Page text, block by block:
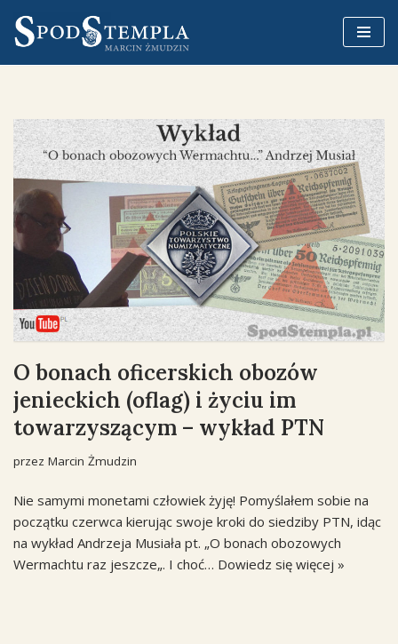
Przejdź
do
O bonach oficerskich obozów
jenieckich (oflag) i życiu im
towarzyszącym – wykład PTN
przez Marcin Żmudzin
Nie samymi monetami człowiek żyję! Pomyślałem sobie na
początku czerwca kierując swoje kroki do siedziby PTN, idąc
na wykład Andrzeja Musiała pt. „O bonach obozowych
Wermachtu raz jeszcze„. I choć… Dowiedz się więcej »